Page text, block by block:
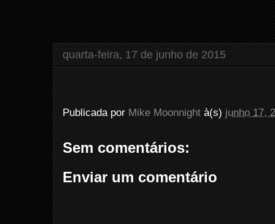
quarta-feira, 17 de junho de 2015
Publicada por Mike Moonnight à(s) junho 17,
Sem comentários:
Enviar um comentário